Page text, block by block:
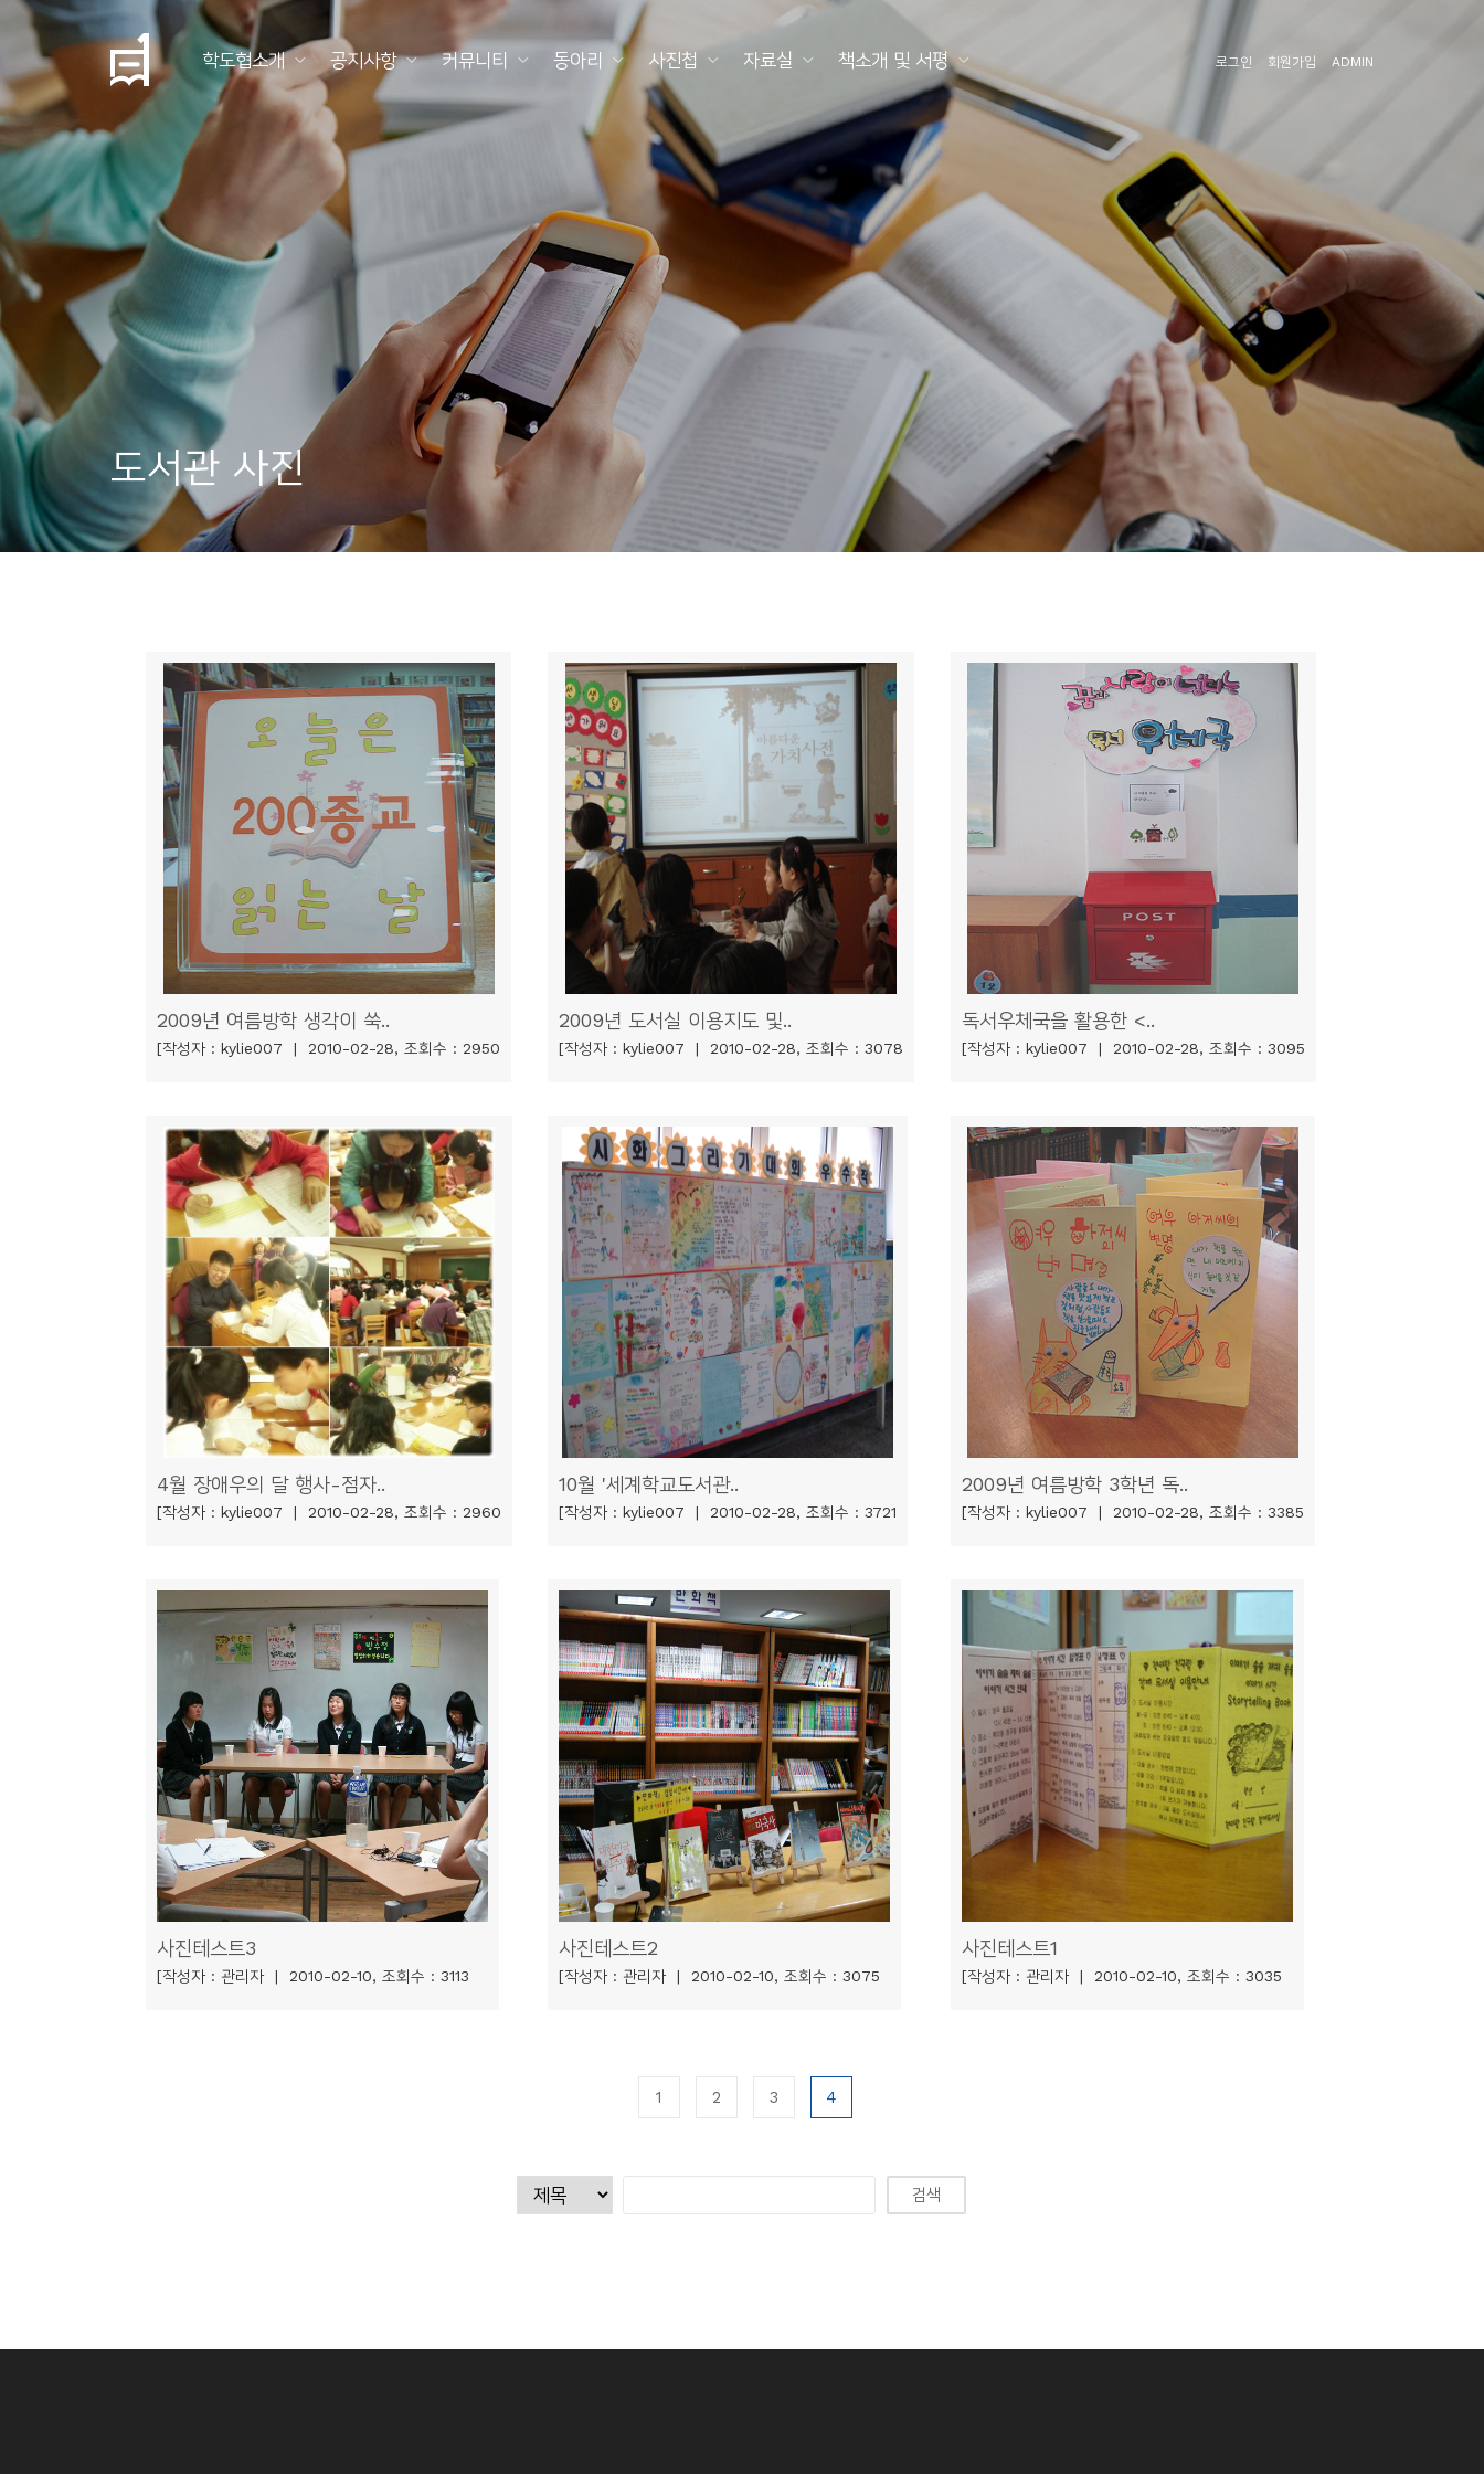
학도협소개 공지사항 커뮤니티 동아리 사진첩 자료실 책소개 및 서평 로그인 회원가입 ADMIN
도서관 사진
2009년 여름방학 생각이 쑥..
[작성자 : kylie007 | 2010-02-28, 조회수 : 2950
2009년 도서실 이용지도 및..
[작성자 : kylie007 | 2010-02-28, 조회수 : 3078
독서우체국을 활용한 <..
[작성자 : kylie007 | 2010-02-28, 조회수 : 3095
4월 장애우의 달 행사-점자..
[작성자 : kylie007 | 2010-02-28, 조회수 : 2960
10월 '세계학교도서관..
[작성자 : kylie007 | 2010-02-28, 조회수 : 3721
2009년 여름방학 3학년 독..
[작성자 : kylie007 | 2010-02-28, 조회수 : 3385
사진테스트3
[작성자 : 관리자 | 2010-02-10, 조회수 : 3113
사진테스트2
[작성자 : 관리자 | 2010-02-10, 조회수 : 3075
사진테스트1
[작성자 : 관리자 | 2010-02-10, 조회수 : 3035
1 2 3 4
학
도
소
개
공
사
항
커
뮤
니
티